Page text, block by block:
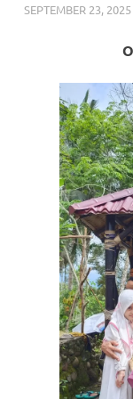
SEPTEMBER 23, 2025